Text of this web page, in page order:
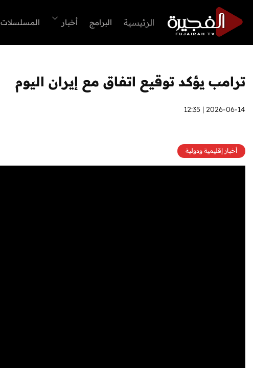
الرئيسية البرامج أخبار المسلسلات
ترامب يؤكد توقيع اتفاق مع إيران اليوم
2026-06-14 | 12:35
أخبار إقليمية ودولية